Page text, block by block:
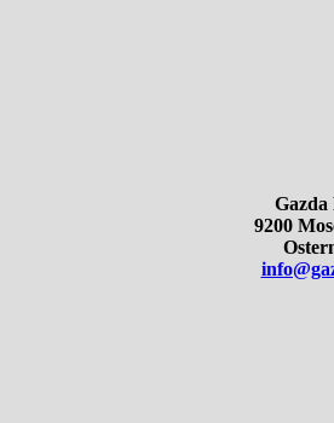
9200